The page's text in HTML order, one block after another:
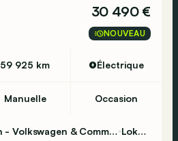
30 490 €
NOUVEAU
59 925 km Électrique
Manuelle Occasion
Van Mossel Lokeren - Volkswagen & Commercial Vehicles Lokeren